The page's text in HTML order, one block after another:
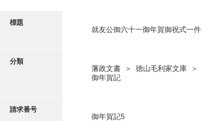
写真・絵はがき
標題
就友公御六十一御年賀御祝式一件
分類
藩政文書 ＞ 徳山毛利家文庫 ＞
御年賀記
請求番号
御年賀記5